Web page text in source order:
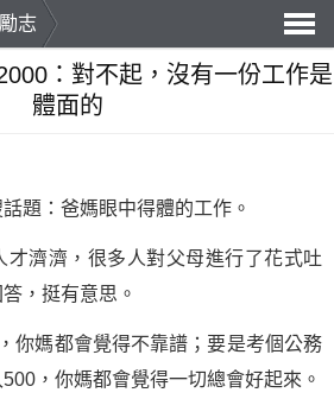
志
導
：對不起，沒有一份工作是
體面的
：爸媽眼中得體的工作。
濟濟，很多人對父母進行了花式吐
，挺有意思。
你媽都會覺得不靠譜；要是考個公務
，你媽都會覺得一切總會好起來。